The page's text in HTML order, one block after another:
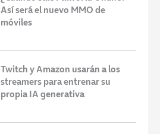
Así será el nuevo MMO de
móviles
Twitch y Amazon usarán a los
streamers para entrenar su
propia IA generativa